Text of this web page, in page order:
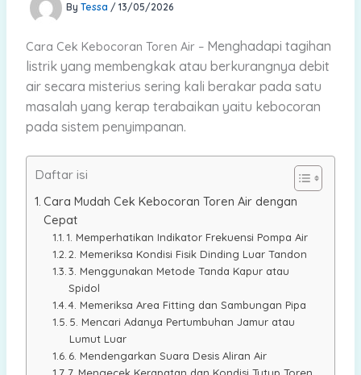
By Tessa / 13/05/2026
Cara Cek Kebocoran Toren Air – Menghadapi tagihan
listrik yang membengkak atau berkurangnya debit
air secara misterius sering kali berakar pada satu
masalah yang kerap terabaikan yaitu kebocoran
pada sistem penyimpanan.
Daftar isi
Cara Mudah Cek Kebocoran Toren Air dengan
Cepat
1. Memperhatikan Indikator Frekuensi Pompa Air
2. Memeriksa Kondisi Fisik Dinding Luar Tandon
3. Menggunakan Metode Tanda Kapur atau
Spidol
4. Memeriksa Area Fitting dan Sambungan Pipa
5. Mencari Adanya Pertumbuhan Jamur atau
Lumut Luar
6. Mendengarkan Suara Desis Aliran Air